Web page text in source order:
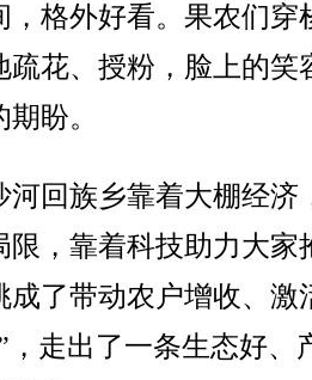
，格外好看。果农们穿
疏花、授粉，脸上的笑
盼。
回族乡靠着大棚经济
限，靠着科技助力大家
成了带动农户增收、激
，走出了一条生态好、